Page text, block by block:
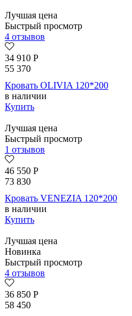
Лучшая цена
Быстрый просмотр
4 отзывов
34 910 Р
55 370
Кровать OLIVIA 120*200
в наличии
Купить
Лучшая цена
Быстрый просмотр
1 отзывов
46 550 Р
73 830
Кровать VENEZIA 120*200
в наличии
Купить
Лучшая цена
Новинка
Быстрый просмотр
4 отзывов
36 850 Р
58 450